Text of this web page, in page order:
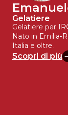
Gelatiere
Gelatiere per
Nato in Emilia-
Italia e oltre.
Scopri di più